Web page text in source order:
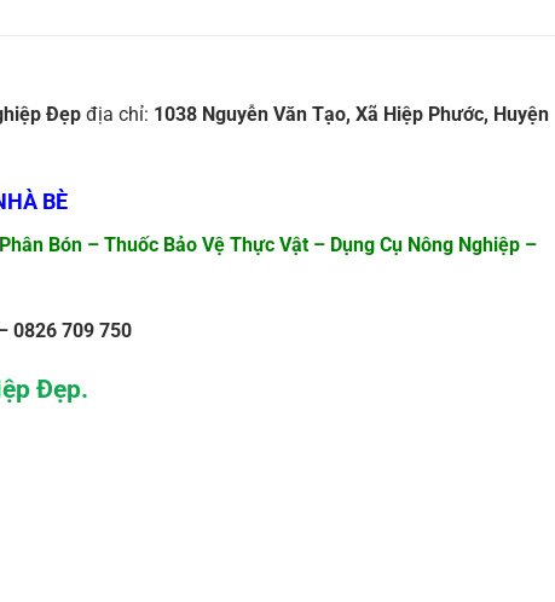
Đẹpđịa chỉ: 1038 Nguyễn Văn Tạo, Xã Hiệp Phước, Huyện
BÈ
Phân Bón – Thuốc Bảo Vệ Thực Vật – Dụng Cụ Nông Nghiệp –
0826 709 750
Đẹp.